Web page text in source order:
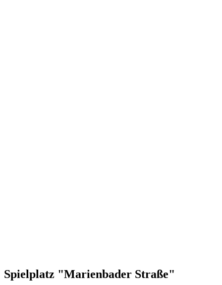
Spielplatz "Marienbader Straße"